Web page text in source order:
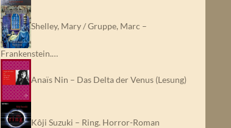
Shelley, Mary / Gruppe, Marc –
Frankenstein.…
Anaïs Nin – Das Delta der Venus (Lesung)
Kôji Suzuki – Ring. Horror-Roman